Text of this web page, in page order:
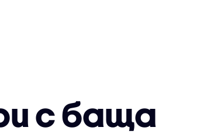
с баща